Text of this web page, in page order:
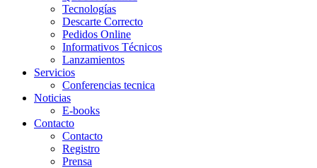
Tecnologías
Descarte Correcto
Pedidos Online
Informativos Técnicos
Lanzamientos
Servicios
Conferencias tecnica
Noticias
E-books
Contacto
Contacto
Registro
Prensa